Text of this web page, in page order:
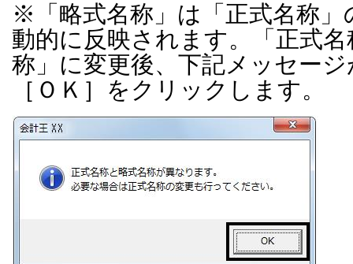
※「略式名称」は「正式名称」
動的に反映されます。「正式
称」に変更後、下記メッセー
［ＯＫ］をクリックします。